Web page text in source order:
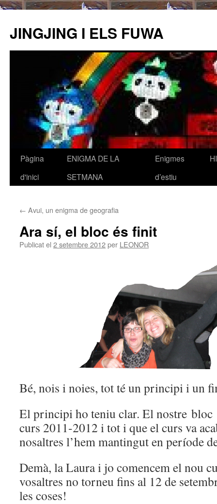
JINGJING I ELS FUWA
Vés
Pàgina
d'inici
ENIGMA DE LA
SETMANA
Enigmes
d’estiu
← Avui, un enigma de geografia
Ara sí, el bloc és finit
Publicat el 2 setembre 2012per LEONOR
Bé, nois i noies, tot té un principi i un
El principi ho teniu clar. El nostre bloc
curs 2011-2012 i tot i que el curs va
nosaltres l’hem mantingut en període
Demà, la Laura i jo comencem el nou
vosaltres no torneu fins al 12 de
les coses!